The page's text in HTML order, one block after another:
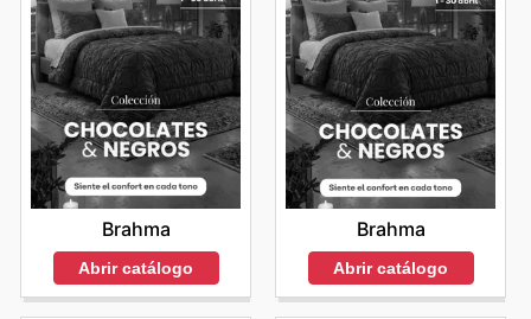
Brahma
Abrir catálogo
Brahma
Abrir catálogo